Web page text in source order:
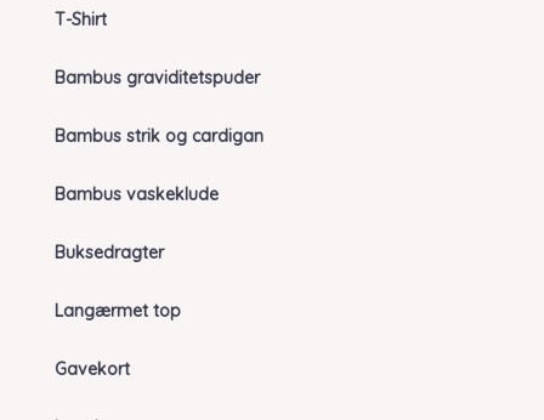
T-Shirt
Bambus graviditetspuder
Bambus strik og cardigan
Bambus vaskeklude
Buksedragter
Langærmet top
Gavekort